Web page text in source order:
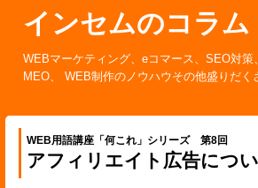
インセムのコラム
WEBマーケティング、eコマース、SEO対策
MEO、 WEB制作のノウハウその他盛りだく
WEB用語講座「何これ」シリーズ 第8回
アフィリエイト広告につ